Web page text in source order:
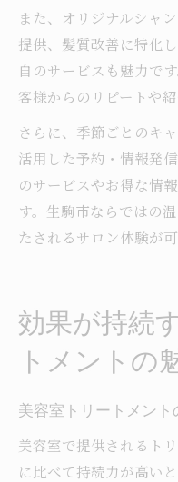
また、オリジナルシャ
提供、髪質改善に特化
自のサービスも魅力で
客様からのリピートや
さらに、季節ごとのキ
活用した予約・情報発
のサービスやお得な情
す。生駒市ならではの
たされるサロン体験が可
効果が持続
トメントの
美容室トリートメン
美容室で提供されるト
に比べて持続力が高い